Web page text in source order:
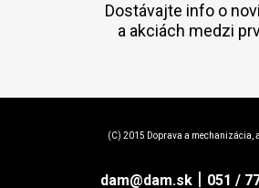
Dostávajte info o
a akciách medzi
(C) 2015 Doprava a mechanizácia,
dam@dam.sk| 051 /